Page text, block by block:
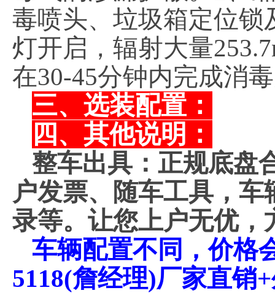
毒喷头、垃圾箱定位
灯开启，辐射大量
在30-45分钟内完成消
三、选装配置：
四、其他说明：
整车出具：正规底盘
户发票、随车工具，
录等。让您上户无优，
车辆配置不同，价格
5118(詹经理)厂家直销